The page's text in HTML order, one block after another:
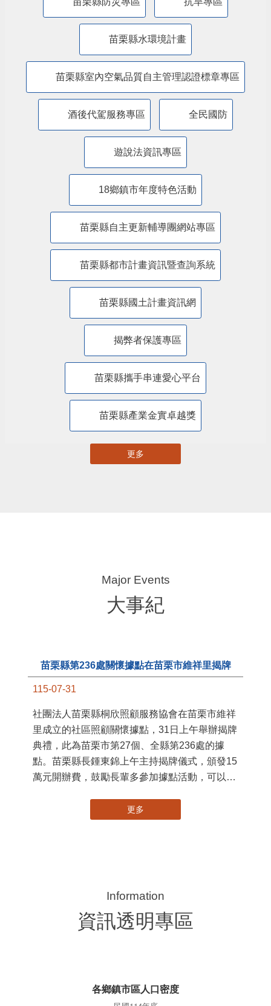
苗栗縣防災專區 抗旱專區
苗栗縣水環境計畫
苗栗縣室內空氣品質自主管理認證標章專區
酒後代駕服務專區
遊說法資訊專區
18鄉鎮市年度特色活動
苗栗縣自主更新輔導團網站專區
苗栗縣都市計畫資訊暨查詢系統
苗栗縣國土計畫資訊網
揭弊者保護專區
苗栗縣攜手串連愛心平台
苗栗縣產業金實卓越獎
苗栗縣第236處關懷據點在苗栗市維祥里揭牌
115-07-31
社團法人苗栗縣桐欣照顧服務協會在苗栗市維祥
里成立的社區照顧關懷據點，31日上午舉辦揭牌
典禮，此為苗栗市第27個、全縣第236處的據
萬元開辦費，鼓勵長輩多參加據點活動，可以更
加健康、長壽。 坐落於苗栗市維祥里光華街89